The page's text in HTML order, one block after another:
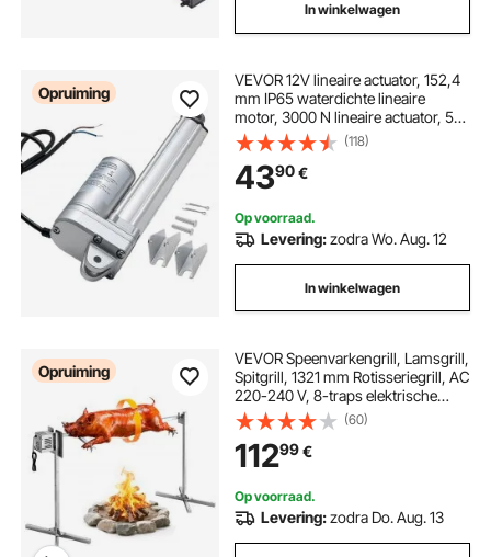
In winkelwagen
Opruiming
VEVOR 12V lineaire actuator, 152,4
mm IP65 waterdichte lineaire
motor, 3000 N lineaire actuator, 5
mm/s lineaire actuatoren met
montagebeugels voor
zonnevolgers, industriële
machines, deuropeners
(118)
4390€
Op voorraad.
Levering:zodra Wo. Aug. 12
In winkelwagen
Opruiming
VEVOR Speenvarkengrill, Lamsgrill,
Spitgrill, 1321 mm Rotisseriegrill, AC
220-240 V, 8-traps elektrische
rotisseriegrillset met een
draagvermogen van 60 kg, 38 W
motor, grillset voor feestjes
(60)
11299€
Op voorraad.
Levering:zodra Do. Aug. 13